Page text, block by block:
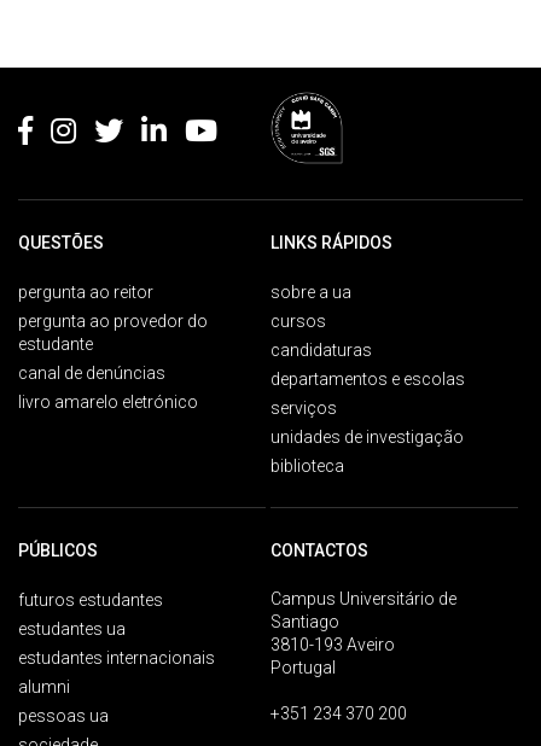
QUESTÕES
pergunta ao reitor
pergunta ao provedor do
estudante
canal de denúncias
livro amarelo eletrónico
LINKS RÁPIDOS
sobre a ua
cursos
candidaturas
departamentos e escolas
serviços
unidades de investigação
biblioteca
PÚBLICOS
futuros estudantes
estudantes ua
estudantes internacionais
alumni
pessoas ua
CONTACTOS
Campus Universitário de
Santiago
3810-193 Aveiro
Portugal
+351 234 370 200